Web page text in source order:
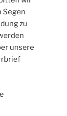
Segen
zu
unsere